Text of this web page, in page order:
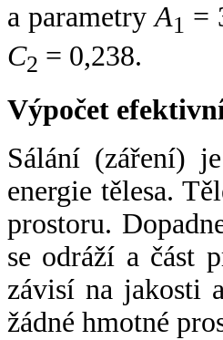
a parametryA1 =
C2 = 0,238.
Výpočet
Sálání (záření)
energie tělesa.
prostoru.
se odráží a část
závisí na jakosti
žádné hmotné